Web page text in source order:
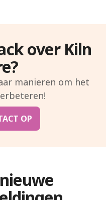
over Kiln
manieren om het
OP